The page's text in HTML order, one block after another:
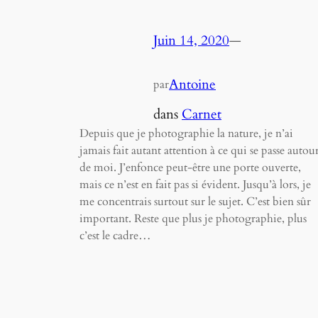
Juin 14, 2020—
parAntoine
dansCarnet
Depuis que je photographie la nature, je n’ai
jamais fait autant attention à ce qui se passe
de moi. J’enfonce peut-être une porte ouverte,
mais ce n’est en fait pas si évident. Jusqu’à lors, je
me concentrais surtout sur le sujet. C’est bien sûr
important. Reste que plus je photographie, plus
c’est le cadre…